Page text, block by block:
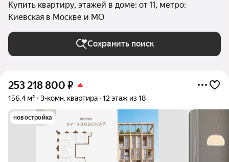
Купить квартиру, этажей в доме: от 11, метро:
Киевская в Москве и МО
Сохранить поиск
253 218 800 ₽
156,4 м² 3-комн. квартира 12 этаж из 18
новостройка